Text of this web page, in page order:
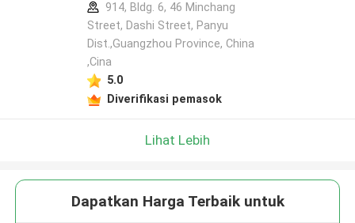
914, Bldg. 6, 46 Minchang
Street, Dashi Street, Panyu
Dist.,Guangzhou Province, China
,Cina
5.0
Diverifikasi pemasok
Lihat Lebih
Dapatkan Harga Terbaik untuk